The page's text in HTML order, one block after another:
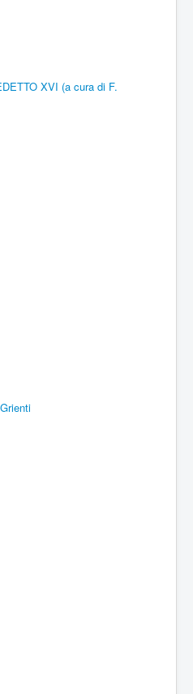
XVI (a cura di F.